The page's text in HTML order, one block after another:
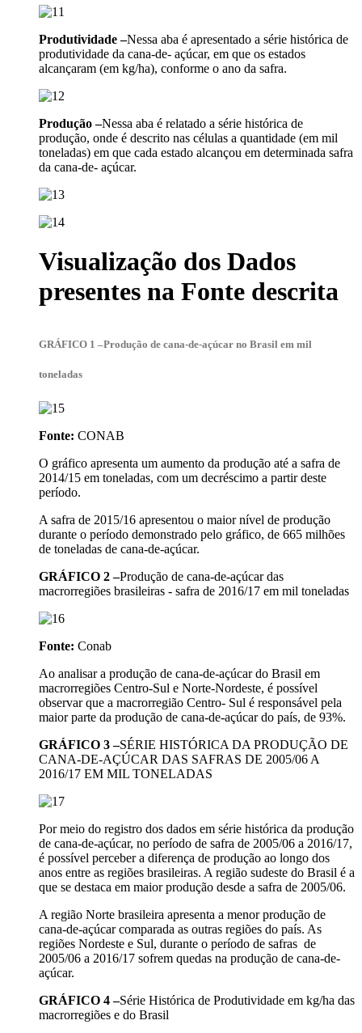
Produtividade –Nessa aba é apresentado a série histórica de
produtividade da cana-de- açúcar, em que os estados
alcançaram (em kg/ha), conforme o ano da safra.
Produção –Nessa aba é relatado a série histórica de
produção, onde é descrito nas células a quantidade (em mil
toneladas) em que cada estado alcançou em determinada safra
da cana-de- açúcar.
Visualização dos Dados
presentes na Fonte descrita
GRÁFICO 1 –Produção de cana-de-açúcar no Brasil em mil
toneladas
Fonte: CONAB
O gráfico apresenta um aumento da produção até a safra de
2014/15 em toneladas, com um decréscimo a partir deste
período.
A safra de 2015/16 apresentou o maior nível de produção
durante o período demonstrado pelo gráfico, de 665 milhões
de toneladas de cana-de-açúcar.
GRÁFICO 2 –Produção de cana-de-açúcar das
macrorregiões brasileiras - safra de 2016/17 em mil toneladas
Fonte: Conab
Ao analisar a produção de cana-de-açúcar do Brasil em
macrorregiões Centro-Sul e Norte-Nordeste, é possível
observar que a macrorregião Centro- Sul é responsável pela
maior parte da produção de cana-de-açúcar do país, de 93%.
GRÁFICO 3 –SÉRIE HISTÓRICA DA PRODUÇÃO DE
CANA-DE-AÇÚCAR DAS SAFRAS DE 2005/06 A
2016/17 EM MIL TONELADAS
Por meio do registro dos dados em série histórica da produção
de cana-de-açúcar, no período de safra de 2005/06 a 2016/17,
é possível perceber a diferença de produção ao longo dos
anos entre as regiões brasileiras. A região sudeste do Brasil é a
que se destaca em maior produção desde a safra de 2005/06.
A região Norte brasileira apresenta a menor produção de
cana-de-açúcar comparada as outras regiões do país. As
regiões Nordeste e Sul, durante o período de safras de
2005/06 a 2016/17 sofrem quedas na produção de cana-de-
açúcar.
GRÁFICO 4 –Série Histórica de Produtividade em kg/ha das
macrorregiões e do Brasil